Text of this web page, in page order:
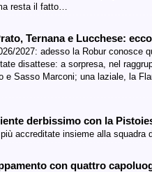
resta il fatto…
Ternana e Lucchese:
2027: adesso la Robur conosce
disattese: a sorpresa, nel
e Sasso Marconi; una laziale, la
derbissimo con la
accreditate insieme alla squadra
con quattro